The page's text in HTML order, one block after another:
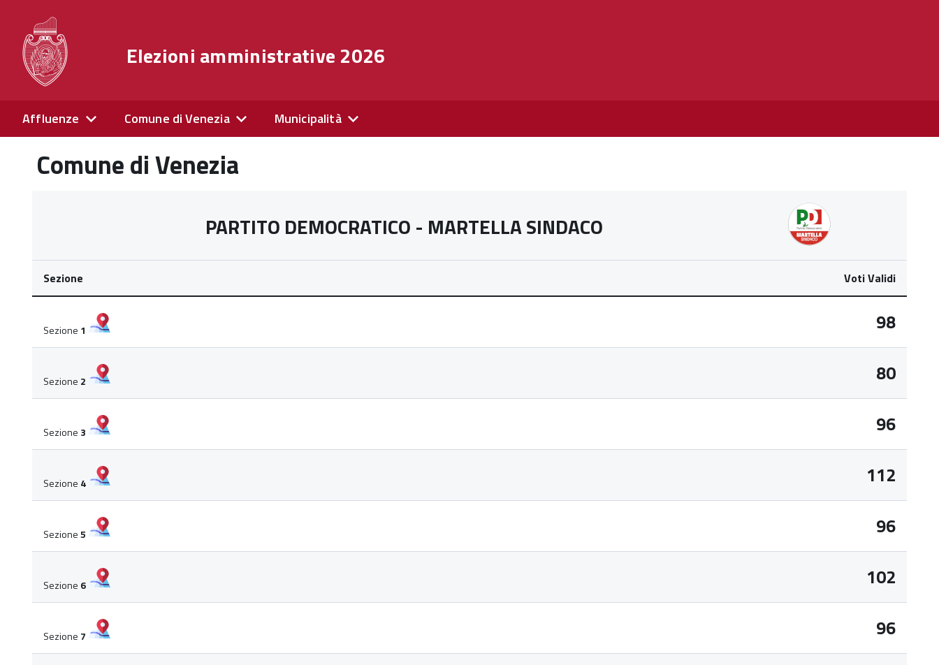
Elezioni amministrative 2026
Affluenze Comune di Venezia Municipalità
Comune di Venezia
PARTITO DEMOCRATICO - MARTELLA SINDACO
Sezione Voti Validi
Sezione 1 98
Sezione 2 80
Sezione 3 96
Sezione 4 112
Sezione5 96
Sezione 6 102
Sezione 7 96